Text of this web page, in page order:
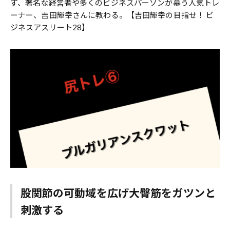
ず、著名な経営者や多くのビジネスパーソンが慕う人気トレ
ーナー、吉田輝幸さんに教わる。【吉田輝幸の目指せ！ ビ
ジネスアスリート28】
股関節の可動域を広げ大臀筋をガツンと
刺激する